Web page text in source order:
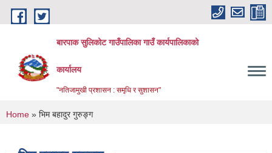
Skip to main content
बारपाक सुलिकोट गाउँपालिका गाउँ कार्यपालिकाको
कार्यालय
"नतिजामुखी प्रशासन : समृधि र सुशासन"
You are here
Home » भिम बहादुर गुरुङ्ग